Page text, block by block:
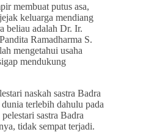
membuat putus asa,
keluarga mendiang
beliau adalah Dr. Ir.
Ramadharma S.
mengetahui usaha
mendukung
naskah sastra Badra
terlebih dahulu pada
sastra Badra
tidak sempat terjadi.